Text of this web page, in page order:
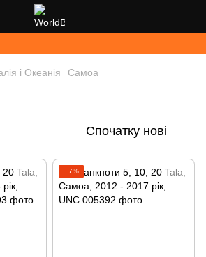
і Океанія Самоа
Спочатку нові
−7%